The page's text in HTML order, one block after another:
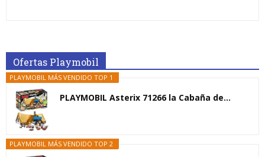
Ofertas Playmobil
PLAYMOBIL MÁS VENDIDO TOP 1
PLAYMOBIL Asterix 71266 la Cabaña de...
PLAYMOBIL MÁS VENDIDO TOP 2